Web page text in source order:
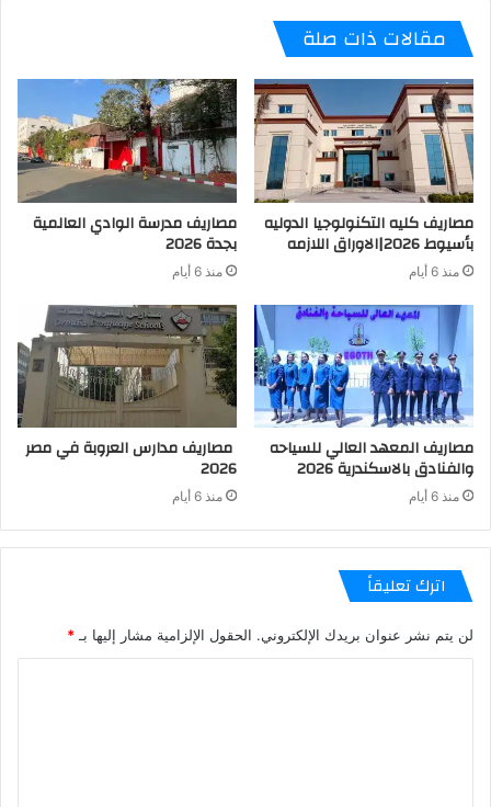
مقالات ذات صلة
مصاريف كليه التكنولوجيا الدوليه
بأسيوط 2026|الاوراق اللازمه
منذ 6 أيام
مصاريف مدرسة الوادي العالمية
بجدة 2026
منذ 6 أيام
مصاريف المعهد العالي للسياحه
والفنادق بالاسكندرية 2026
منذ 6 أيام
مصاريف مدارس العروبة في مصر
2026
منذ 6 أيام
اترك تعليقاً
لن يتم نشر عنوان بريدك الإلكتروني. الحقول الإلزامية مشار إليها بـ*